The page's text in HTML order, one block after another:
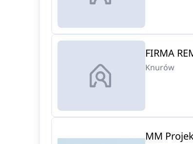
FIRMA
Knurów
MM